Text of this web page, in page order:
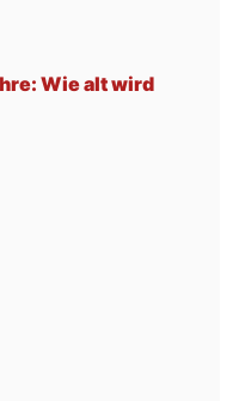
Wie alt wird